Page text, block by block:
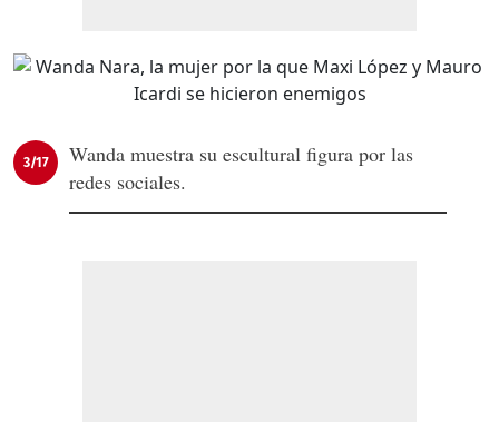
3/17
Wanda muestra su escultural figura por las
redes sociales.